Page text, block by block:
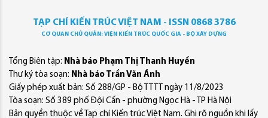
TẠP CHÍ KIẾN TRÚC VIỆT NAM - ISSN 0868 3786
CƠ QUAN CHỦ QUẢN: VIỆN KIẾN TRÚC QUỐC GIA - BỘ XÂY DỰNG
Tổng Biên tập: Nhà báo Phạm Thị Thanh Huyền
Thư ký tòa soạn: Nhà báo Trần Văn Ánh
Giấy phép xuất bản: Số 288/GP - Bộ TTTT ngày 11/8/2023
Tòa soạn: Số 389 phố Đội Cấn - phường Ngọc Hà - TP Hà Nội
Bản quyền thuộc về Tạp chí Kiến trúc Việt Nam. Ghi rõ nguồn khi lấy